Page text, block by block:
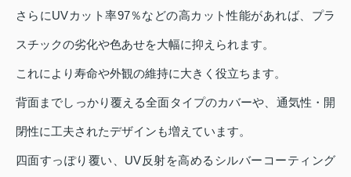
さらにUVカット率97％などの高カット性能があれば、プラ
スチックの劣化や色あせを大幅に抑えられます。
これにより寿命や外観の維持に大きく役立ちます。
背面までしっかり覆える全面タイプのカバーや、通気性・開
閉性に工夫されたデザインも増えています。
四面すっぽり覆い、UV反射を高めるシルバーコーティング